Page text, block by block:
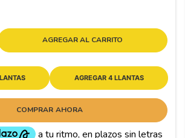
AGREGAR AL CARRITO
AGREGAR 4 LLANTAS
COMPRAR AHORA